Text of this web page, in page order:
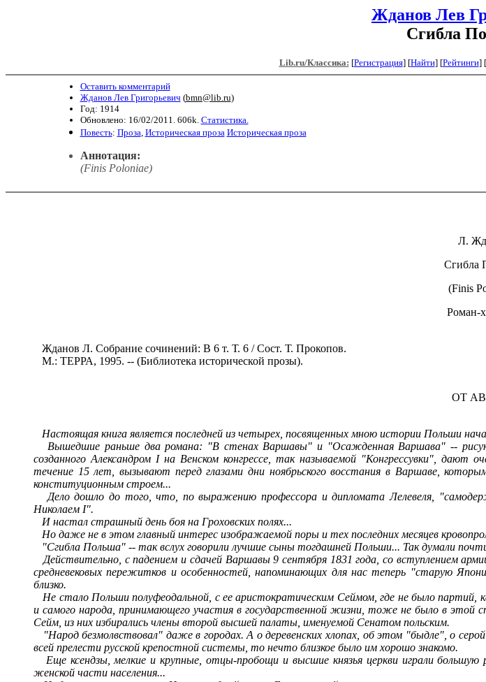
Жданов Лев
Сгибла
Lib.ru/Классика: [Регистрация] [Найти] [Рейтинги] [
Оставить комментарий
Жданов Лев Григорьевич (bmn@lib.ru)
Год: 1914
Обновлено: 16/02/2011. 606k. Статистика.
Повесть: Проза Историческая проза Историческая проза
Аннотация:
(Finis Poloniae)
Л.
Сгибла
(Finis
Роман-
Жданов Л. Собрание сочинений: В 6 т. Т. 6 / Сост. Т. Прокопов.
М.: ТЕРРА, 1995. -- (Библиотека исторической прозы).
ОТ
Настоящая книга является последней из четырех, посвященных мною истории Польши
Вышедшие раньше два романа: "В стенах Варшавы" и "Осажденная Варшава"--
созданного Александром I на Венском конгрессе, так называемой "Конгрессувки", дают
течение 15 лет, вызывают перед глазами дни ноябрьского восстания в Варшаве,
конституционным строем...
Дело дошло до того, что, по выражению профессора и дипломата Лелевеля,
Николаем I".
И настал страшный день боя на Гроховских полях...
Но даже не в этом главный интерес изображаемой поры и тех последних месяцев
"Сгибла Польша" -- так вслух говорили лучшие сыны тогдашней Польши... Так думали
Действительно, с падением и сдачей Варшавы 9 сентября 1831 года, со вступлением
средневековых пережитков и особенностей, напоминающих для нас теперь "старую
близко.
Не стало Польши полуфеодальной, с ее аристократическим Сеймом, где не было партий,
и самого народа, принимающего участия в государственной жизни, тоже не было в этой
Сейм, из них избирались члены второй высшей палаты, именуемой Сенатом польским.
"Народ безмолвствовал" даже в городах. А о деревенских хлопах, об этом "быдле", о
всей прелести русской крепостной системы, то нечто близкое было им хорошо знакомо.
Еще ксендзы, мелкие и крупные, отцы-пробощи и высшие князья церкви играли большую
женской части населения...